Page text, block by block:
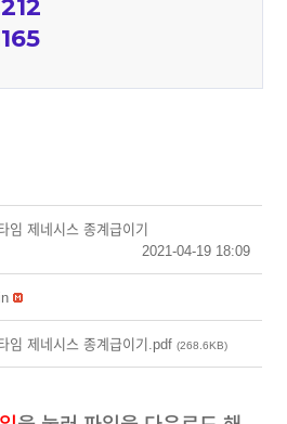
임 제네시스 종계급이기
2021-04-19 18:09
임 제네시스 종계급이기.pdf(268.6KB)